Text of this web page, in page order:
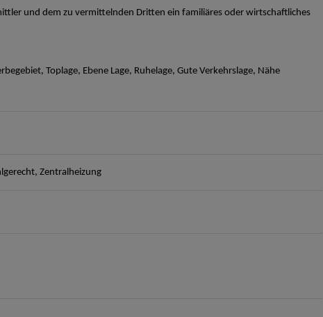
und dem zu vermittelnden Dritten ein familiäres oder wirtschaftliches
Toplage, Ebene Lage, Ruhelage, Gute Verkehrslage, Nähe
Zentralheizung